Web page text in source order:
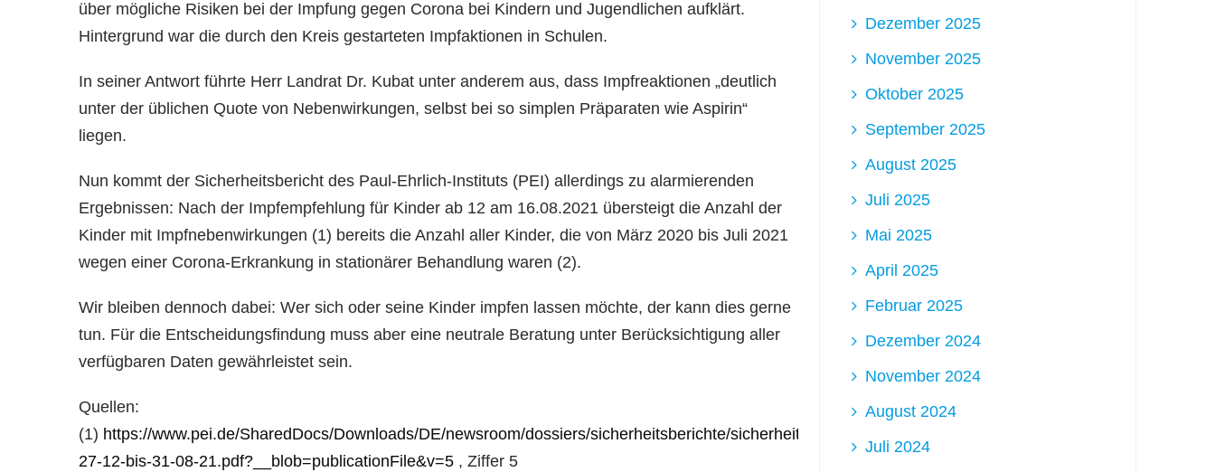
über mögliche Risiken bei der Impfung gegen Corona bei Kindern und Jugendlichen aufklärt.
Hintergrund war die durch den Kreis gestarteten Impfaktionen in Schulen.
In seiner Antwort führte Herr Landrat Dr. Kubat unter anderem aus, dass Impfreaktionen „deutlich
unter der üblichen Quote von Nebenwirkungen, selbst bei so simplen Präparaten wie Aspirin“
liegen.
Nun kommt der Sicherheitsbericht des Paul-Ehrlich-Instituts (PEI) allerdings zu alarmierenden
Ergebnissen: Nach der Impfempfehlung für Kinder ab 12 am 16.08.2021 übersteigt die Anzahl der
Kinder mit Impfnebenwirkungen (1) bereits die Anzahl aller Kinder, die von März 2020 bis Juli 2021
wegen einer Corona-Erkrankung in stationärer Behandlung waren (2).
Wir bleiben dennoch dabei: Wer sich oder seine Kinder impfen lassen möchte, der kann dies gerne
tun. Für die Entscheidungsfindung muss aber eine neutrale Beratung unter Berücksichtigung aller
verfügbaren Daten gewährleistet sein.
Quellen:
(1) https://www.pei.de/SharedDocs/Downloads/DE/newsroom/dossiers/sicherheitsberichte/sicherheitsbericht-
27-12-bis-31-08-21.pdf?__blob=publicationFile&v=5 , Ziffer 5
Dezember 2025
November 2025
Oktober 2025
September 2025
August 2025
Juli 2025
Mai 2025
April 2025
Februar 2025
Dezember 2024
November 2024
August 2024
Juli 2024